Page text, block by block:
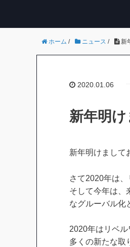
ホーム / ニュース / 新
2020.01.06
新年明
新年明けまして
さて2020年は
そして今年は、
なグルーバル化
2020年はリベ
多くの新たな取